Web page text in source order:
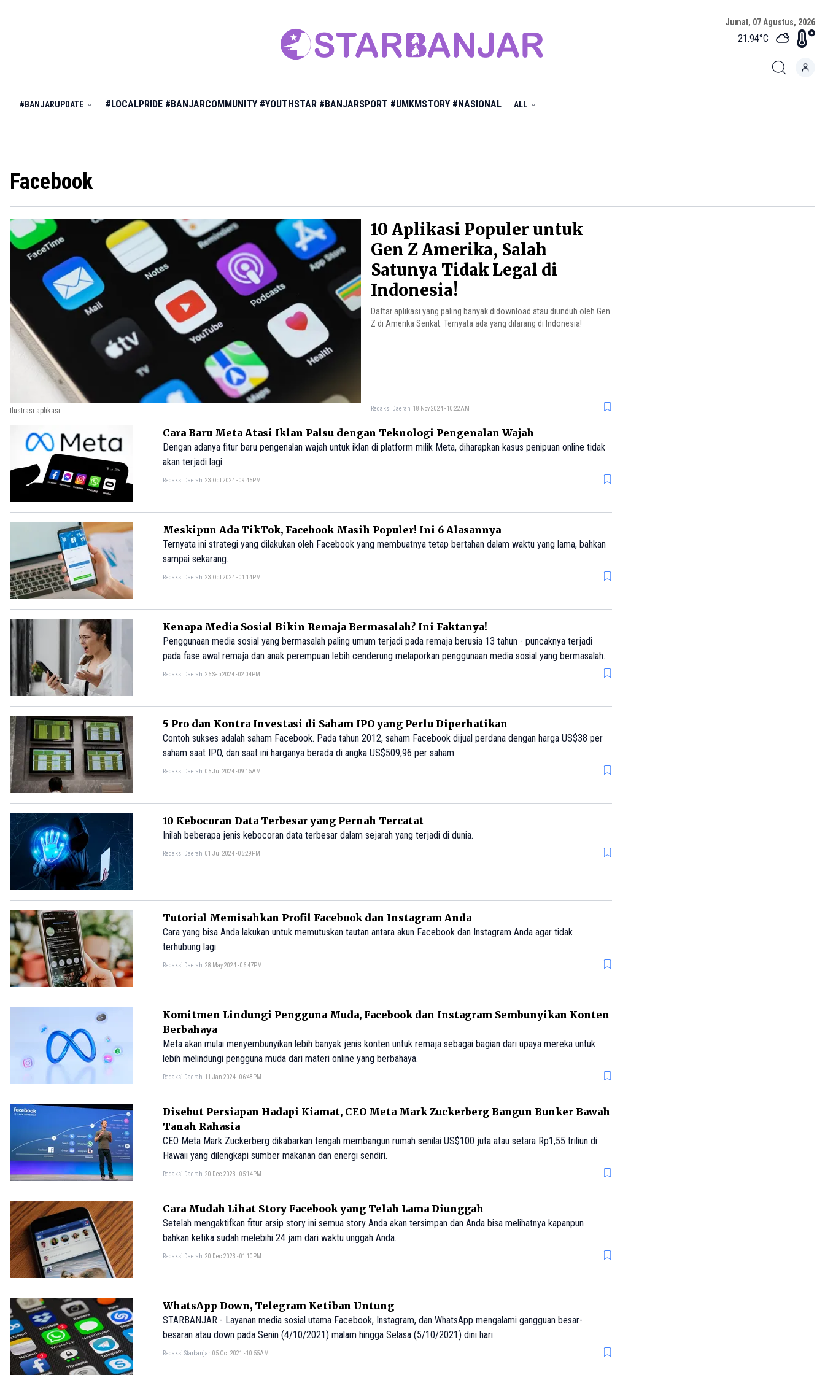
Jumat, 07 Agustus, 2026
21.94°C
#BANJARUPDATE #LOCALPRIDE #BANJARCOMMUNITY #YOUTHSTAR #BANJARSPORT #UMKMSTORY #NASIONAL ALL
Facebook
10 Aplikasi Populer untuk
Gen Z Amerika, Salah
Satunya Tidak Legal di
Indonesia!
Daftar aplikasi yang paling banyak didownload atau diunduh oleh Gen
Z di Amerika Serikat. Ternyata ada yang dilarang di Indonesia!
Redaksi Daerah 18 Nov 2024 - 10:22AM
Ilustrasi aplikasi.
Cara Baru Meta Atasi Iklan Palsu dengan Teknologi Pengenalan Wajah
Dengan adanya fitur baru pengenalan wajah untuk iklan di platform milik Meta, diharapkan kasus penipuan online tidak
akan terjadi lagi.
Redaksi Daerah 23 Oct 2024 - 09:45PM
Meskipun Ada TikTok, Facebook Masih Populer! Ini 6 Alasannya
Ternyata ini strategi yang dilakukan oleh Facebook yang membuatnya tetap bertahan dalam waktu yang lama, bahkan
sampai sekarang.
Redaksi Daerah 23 Oct 2024 - 01:14PM
Kenapa Media Sosial Bikin Remaja Bermasalah? Ini Faktanya!
Penggunaan media sosial yang bermasalah paling umum terjadi pada remaja berusia 13 tahun - puncaknya terjadi
pada fase awal remaja dan anak perempuan lebih cenderung melaporkan penggunaan media sosial yang bermasalah
dibandingkan anak laki-laki
Redaksi Daerah 26 Sep 2024 - 02:04PM
5 Pro dan Kontra Investasi di Saham IPO yang Perlu Diperhatikan
Contoh sukses adalah saham Facebook. Pada tahun 2012, saham Facebook dijual perdana dengan harga US$38 per
saham saat IPO, dan saat ini harganya berada di angka US$509,96 per saham.
Redaksi Daerah 05 Jul 2024 - 09:15AM
10 Kebocoran Data Terbesar yang Pernah Tercatat
Inilah beberapa jenis kebocoran data terbesar dalam sejarah yang terjadi di dunia.
Redaksi Daerah 01 Jul 2024 - 05:29PM
Tutorial Memisahkan Profil Facebook dan Instagram Anda
Cara yang bisa Anda lakukan untuk memutuskan tautan antara akun Facebook dan Instagram Anda agar tidak
terhubung lagi.
Redaksi Daerah 28 May 2024 - 06:47PM
Komitmen Lindungi Pengguna Muda, Facebook dan Instagram Sembunyikan Konten
Berbahaya
Meta akan mulai menyembunyikan lebih banyak jenis konten untuk remaja sebagai bagian dari upaya mereka untuk
lebih melindungi pengguna muda dari materi online yang berbahaya.
Redaksi Daerah 11 Jan 2024 - 06:48PM
Disebut Persiapan Hadapi Kiamat, CEO Meta Mark Zuckerberg Bangun Bunker Bawah
Tanah Rahasia
CEO Meta Mark Zuckerberg dikabarkan tengah membangun rumah senilai US$100 juta atau setara Rp1,55 triliun di
Hawaii yang dilengkapi sumber makanan dan energi sendiri.
Redaksi Daerah 20 Dec 2023 - 05:14PM
Cara Mudah Lihat Story Facebook yang Telah Lama Diunggah
Setelah mengaktifkan fitur arsip story ini semua story Anda akan tersimpan dan Anda bisa melihatnya kapanpun
bahkan ketika sudah melebihi 24 jam dari waktu unggah Anda.
Redaksi Daerah 20 Dec 2023 - 01:10PM
WhatsApp Down, Telegram Ketiban Untung
STARBANJAR - Layanan media sosial utama Facebook, Instagram, dan WhatsApp mengalami gangguan besar-
besaran atau down pada Senin (4/10/2021) malam hingga Selasa (5/10/2021) dini hari.
Redaksi Starbanjar 05 Oct 2021 - 10:55AM